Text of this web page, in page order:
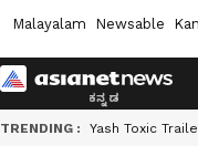
Malayalam Newsable
TRENDING : Yash Toxic